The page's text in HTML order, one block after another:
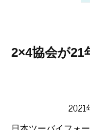
2×4協会が21